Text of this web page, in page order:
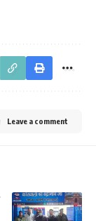
Leave a comment